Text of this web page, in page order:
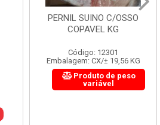
PERNIL SUINO C/OSSO
COPAVEL KG
Código: 12301
Embalagem: CX/± 19,56 KG
Produto de peso
variável